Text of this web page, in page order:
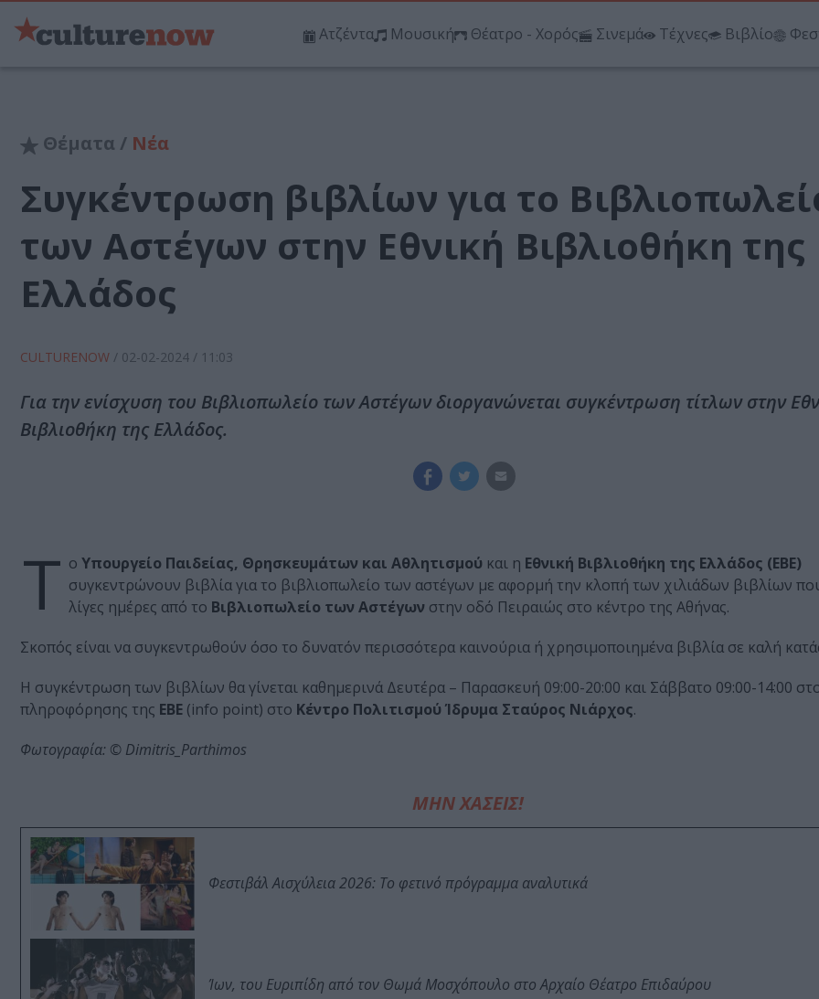
Ατζέντα Μουσική Θέατρο - Χορός Σινεμά Τέχνες Βιβλίο
Θέματα / Νέα
Συγκέντρωση βιβλίων για το
των Αστέγων στην Εθνική Βιβλιοθήκη της
Ελλάδος
CULTURENOW / 02-02-2024 / 11:03
Για την ενίσχυση του Βιβλιοπωλείο των Αστέγων διοργανώνεται συγκέντρωση τίτλων στην
Βιβλιοθήκη της Ελλάδος.
T o Υπουργείο Παιδείας, Θρησκευμάτων και Αθλητισμού και η Εθνική Βιβλιοθήκη της Ελλάδος (ΕΒΕ)
συγκεντρώνουν βιβλία για το βιβλιοπωλείο των αστέγων με αφορμή την κλοπή των χιλιάδων βιβλίων
λίγες ημέρες από το Βιβλιοπωλείο των Αστέγων στην οδό Πειραιώς στο κέντρο της Αθήνας.
Σκοπός είναι να συγκεντρωθούν όσο το δυνατόν περισσότερα καινούρια ή χρησιμοποιημένα βιβλία σε καλή
Η συγκέντρωση των βιβλίων θα γίνεται καθημερινά Δευτέρα – Παρασκευή 09:00-20:00 και Σάββατο 09:00-14:00
πληροφόρησης της ΕΒΕ (info point) στο Κέντρο Πολιτισμού Ίδρυμα Σταύρος Νιάρχος.
Φωτογραφία: © Dimitris_Parthimos
ΜΗΝ ΧΑΣΕΙΣ!
Φεστιβάλ Αισχύλεια 2026: Το φετινό πρόγραμμα αναλυτικά
Ίων, του Ευριπίδη από τον Θωμά Μοσχόπουλο στο Αρχαίο Θέατρο Επιδαύρου